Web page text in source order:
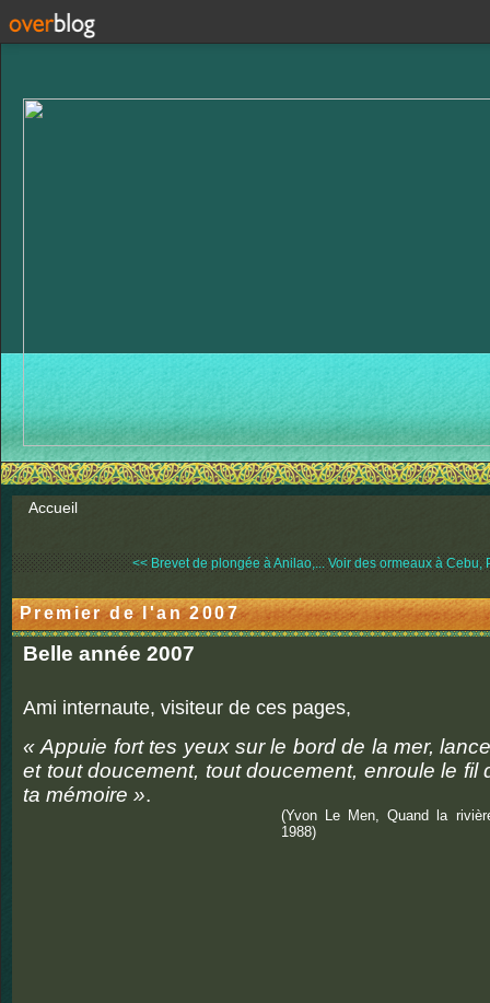
Accueil
<< Brevet de plongée à Anilao,... Voir des ormeaux à Cebu,
Premier de l'an 2007
Belle année 2007
Ami internaute, visiteur de ces pages,
« Appuie fort tes yeux sur le bord de la mer,
et tout doucement, tout doucement, enroule le fil
ta mémoire ».
(Yvon Le Men, Quand la
1988)